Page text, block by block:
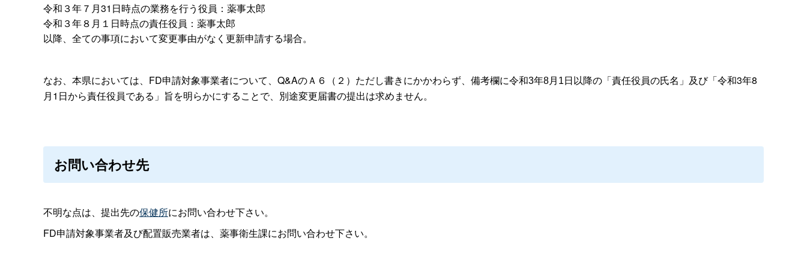
令和３年７月31日時点の業務を行う役員：薬事太郎
令和３年８月１日時点の責任役員：薬事太郎
以降、全ての事項において変更事由がなく更新申請する場合。
なお、本県においては、FD申請対象事業者について、Q&Aの Ａ６（２）ただし書きにかかわらず、 備考欄に令和3年8月1日以降の「責任役員の氏名」 及び「令和3年8
月1日から責任役員である」旨を明らかにすることで、別途変更届書の提出は求めません。
お問い合わせ先
不明な点は、提出先の保健所にお問い合わせ下さい。
FD申請対象事業者及び配置販売業者は、薬事衛生課にお問い合わせ下さい。